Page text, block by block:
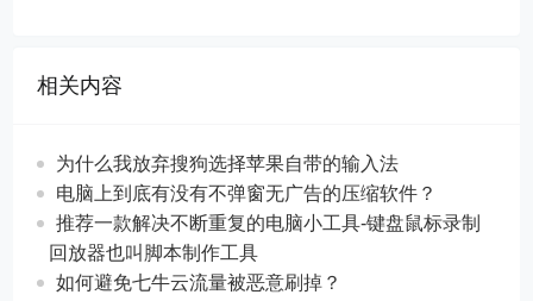
相关内容
为什么我放弃搜狗选择苹果自带的输入法
电脑上到底有没有不弹窗无广告的压缩软件？
推荐一款解决不断重复的电脑小工具-键盘鼠标录制
回放器也叫脚本制作工具
如何避免七牛云流量被恶意刷掉？